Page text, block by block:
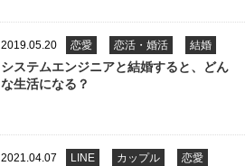
2019.05.20 恋愛 恋活・婚活 結婚
システムエンジニアと結婚すると、どん
な生活になる？
2021.04.07 LINE カップル 恋愛